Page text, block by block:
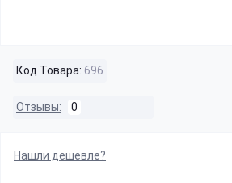
Код Товара: 696
Отзывы: 0
Нашли дешевле?